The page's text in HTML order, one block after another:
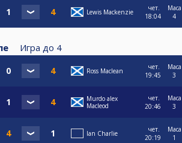
Lewis Mackenzie
чет.
18:04
Маса
4
Игра до 4
Ross Maclean
чет.
19:45
Маса
3
Murdo alex
Macleod
чет.
20:46
Маса
3
Ian Charlie
чет.
20:19
Маса
1